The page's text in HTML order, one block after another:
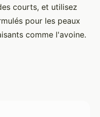
courts, et utilisez
pour les peaux
comme l'avoine.